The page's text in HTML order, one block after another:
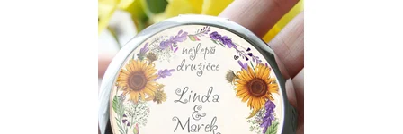
Věnování pro družičku
Dostupnost:
Skladem